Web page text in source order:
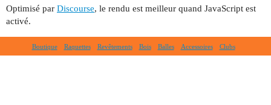
Optimisé par Discourse, le rendu est meilleur quand JavaScript est
activé.
Boutique Raquettes Revêtements Bois Balles Accessoires Clubs